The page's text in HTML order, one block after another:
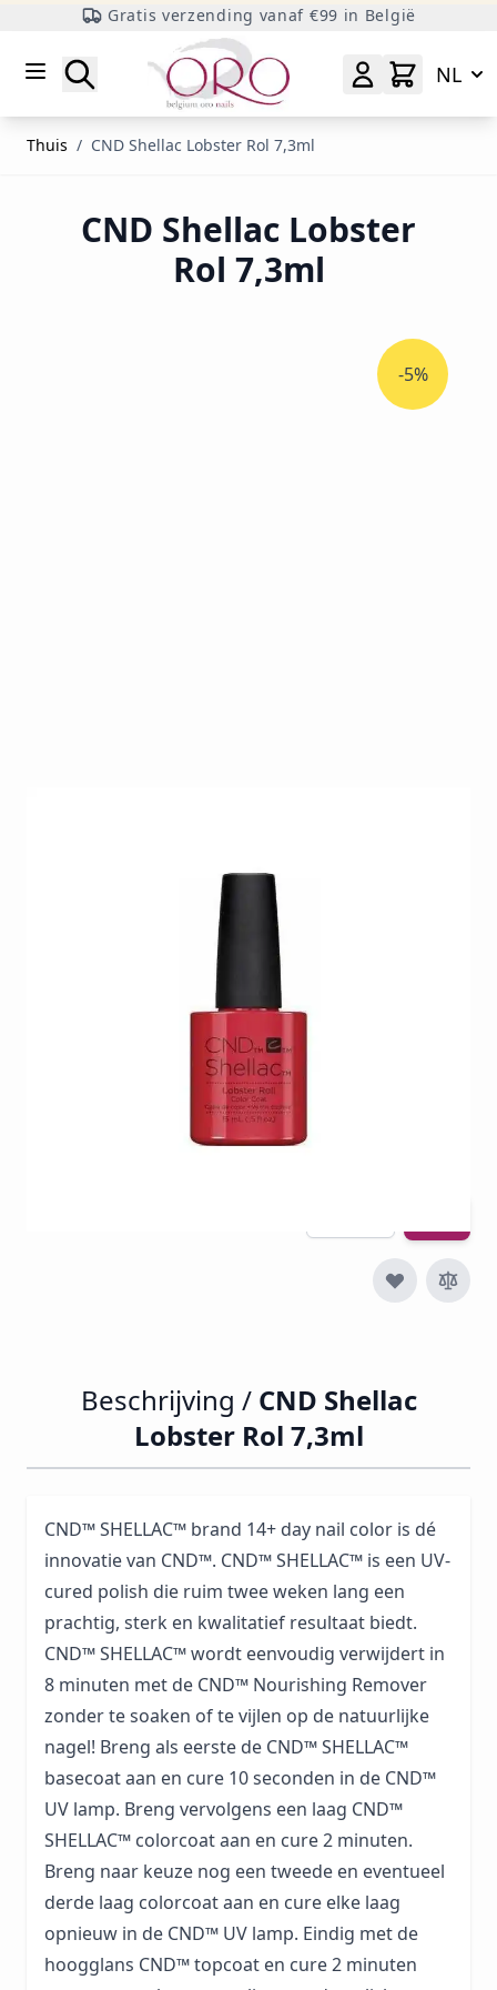
Gratis verzending vanaf €99 in België
Zoeken
NL
Thuis / CND Shellac Lobster Rol 7,3ml
CND Shellac Lobster
Rol 7,3ml
-5%
CND Shellac Lobster Rol is TPO & HEMA vrij!!!
CND-SHEL-LO-RO
€ 28,73
Beschrijving / CND Shellac
Lobster Rol 7,3ml
CND™ SHELLAC™ brand 14+ day nail color is dé
innovatie van CND™. CND™ SHELLAC™ is een UV-
cured polish die ruim twee weken lang een
prachtig, sterk en kwalitatief resultaat biedt.
CND™ SHELLAC™ wordt eenvoudig verwijdert in
8 minuten met de CND™ Nourishing Remover
zonder te soaken of te vijlen op de natuurlijke
nagel! Breng als eerste de CND™ SHELLAC™
basecoat aan en cure 10 seconden in de CND™
UV lamp. Breng vervolgens een laag CND™
SHELLAC™ colorcoat aan en cure 2 minuten.
Breng naar keuze nog een tweede en eventueel
derde laag colorcoat aan en cure elke laag
opnieuw in de CND™ UV lamp. Eindig met de
hoogglans CND™ topcoat en cure 2 minuten